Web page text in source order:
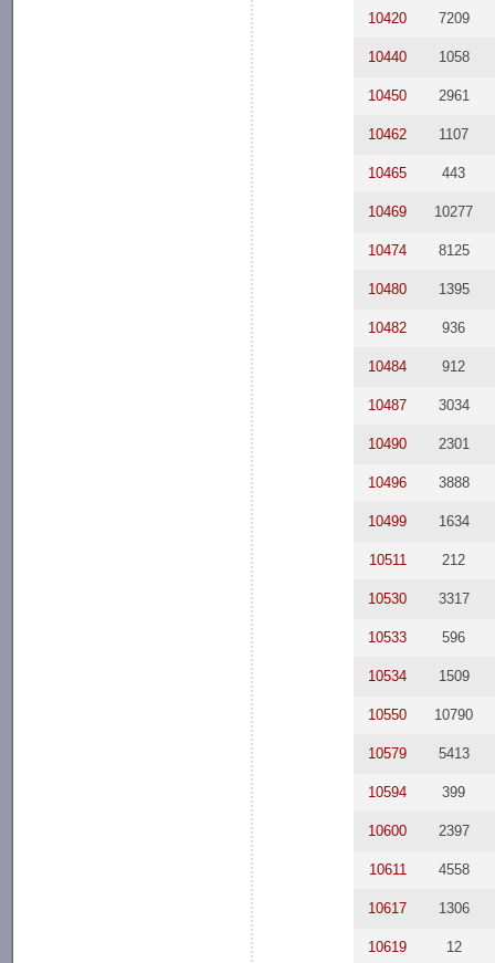
10420 7209
10440 1058
10450 2961
10462 1107
10465 443
10469 10277
10474 8125
10480 1395
10482 936
10484 912
10487 3034
10490 2301
10496 3888
10499 1634
10511 212
10530 3317
10533 596
10534 1509
10550 10790
10579 5413
10594 399
10600 2397
10611 4558
10617 1306
10619 12